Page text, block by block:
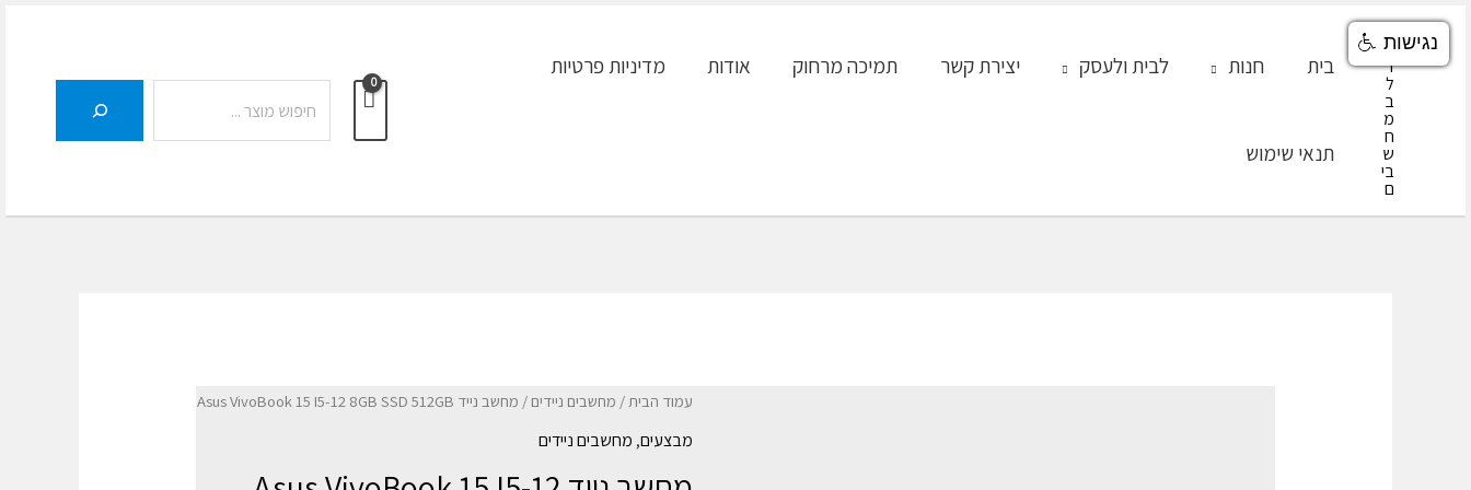
דילוג
בית חנות לבית ולעסק יצירת קשר תמיכה מרחוק אודות מדיניות פרטיות
תנאי שימוש
עמוד הבית/ מחשבים ניידים / מחשב נייד Asus VivoBook 15 I5-12 8GB SSD 512GB
מבצעים, מחשבים ניידים
נגישות